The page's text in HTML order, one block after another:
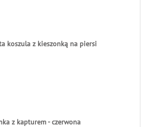
koszula z kieszonką na piersi
z kapturem - czerwona